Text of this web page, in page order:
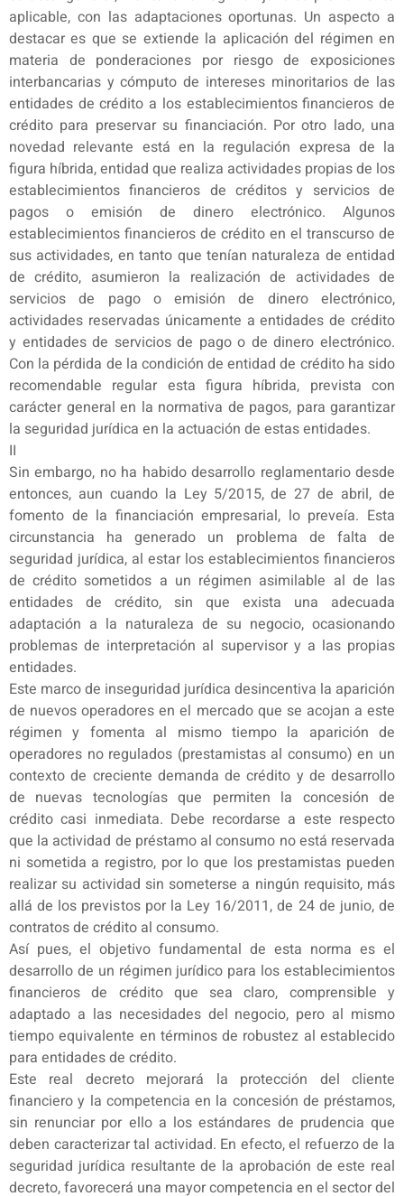
aplicable, con las adaptaciones oportunas. Un aspecto a
destacar es que se extiende la aplicación del régimen en
materia de ponderaciones por riesgo de exposiciones
interbancarias y cómputo de intereses minoritarios de las
entidades de crédito a los establecimientos financieros de
crédito para preservar su financiación. Por otro lado, una
novedad relevante está en la regulación expresa de la
figura híbrida, entidad que realiza actividades propias de los
establecimientos financieros de créditos y servicios de
pagos o emisión de dinero electrónico. Algunos
establecimientos financieros de crédito en el transcurso de
sus actividades, en tanto que tenían naturaleza de entidad
de crédito, asumieron la realización de actividades de
servicios de pago o emisión de dinero electrónico,
actividades reservadas únicamente a entidades de crédito
y entidades de servicios de pago o de dinero electrónico.
Con la pérdida de la condición de entidad de crédito ha sido
recomendable regular esta figura híbrida, prevista con
carácter general en la normativa de pagos, para garantizar
la seguridad jurídica en la actuación de estas entidades.
II
Sin embargo, no ha habido desarrollo reglamentario desde
entonces, aun cuando la Ley 5/2015, de 27 de abril, de
fomento de la financiación empresarial, lo preveía. Esta
circunstancia ha generado un problema de falta de
seguridad jurídica, al estar los establecimientos financieros
de crédito sometidos a un régimen asimilable al de las
entidades de crédito, sin que exista una adecuada
adaptación a la naturaleza de su negocio, ocasionando
problemas de interpretación al supervisor y a las propias
entidades.
Este marco de inseguridad jurídica desincentiva la aparición
de nuevos operadores en el mercado que se acojan a este
régimen y fomenta al mismo tiempo la aparición de
operadores no regulados (prestamistas al consumo) en un
contexto de creciente demanda de crédito y de desarrollo
de nuevas tecnologías que permiten la concesión de
crédito casi inmediata. Debe recordarse a este respecto
que la actividad de préstamo al consumo no está reservada
ni sometida a registro, por lo que los prestamistas pueden
realizar su actividad sin someterse a ningún requisito, más
allá de los previstos por la Ley 16/2011, de 24 de junio, de
contratos de crédito al consumo.
Así pues, el objetivo fundamental de esta norma es el
desarrollo de un régimen jurídico para los establecimientos
financieros de crédito que sea claro, comprensible y
adaptado a las necesidades del negocio, pero al mismo
tiempo equivalente en términos de robustez al establecido
para entidades de crédito.
Este real decreto mejorará la protección del cliente
financiero y la competencia en la concesión de préstamos,
sin renunciar por ello a los estándares de prudencia que
deben caracterizar tal actividad. En efecto, el refuerzo de la
seguridad jurídica resultante de la aprobación de este real
decreto, favorecerá una mayor competencia en el sector del